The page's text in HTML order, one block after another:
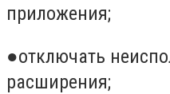
приложения;
●отключать
расширения;